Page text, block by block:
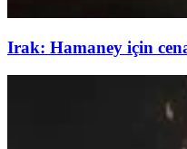
Irak: Hamaney için